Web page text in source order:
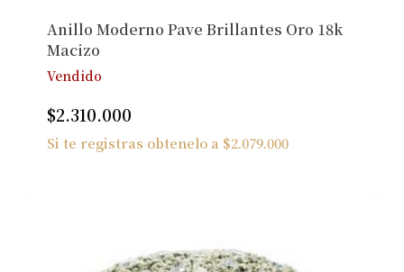
Anillo Moderno Pave Brillantes Oro 18k
Macizo
Vendido
$2.310.000
Si te registras obtenelo a $2.079.000